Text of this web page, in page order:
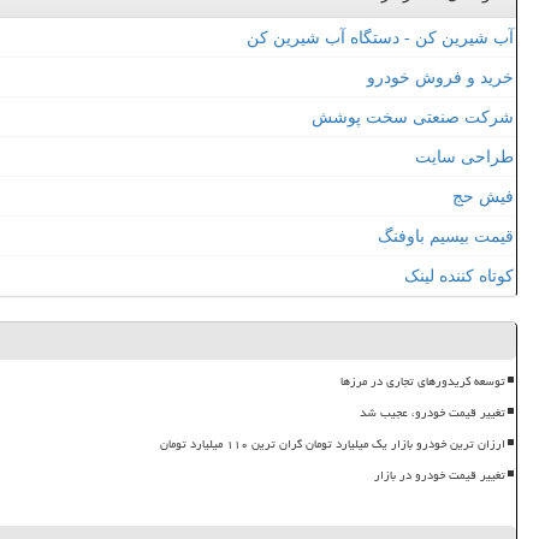
آب شیرین کن - دستگاه آب شیرین کن
خرید و فروش خودرو
شرکت صنعتی سخت پوشش
طراحی سایت
فیش حج
قیمت بیسیم باوفنگ
کوتاه کننده لینک
توسعه کریدورهای تجاری در مرزها
تغییر قیمت خودرو، عجیب شد
ارزان ترین خودرو بازار یک میلیارد تومان گران ترین ۱۱۰ میلیارد تومان
تغییر قیمت خودرو در بازار